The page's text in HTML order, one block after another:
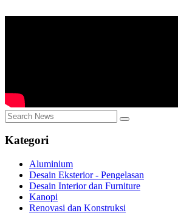
Kategori
Aluminium
Desain Eksterior - Pengelasan
Desain Interior dan Furniture
Kanopi
Renovasi dan Konstruksi